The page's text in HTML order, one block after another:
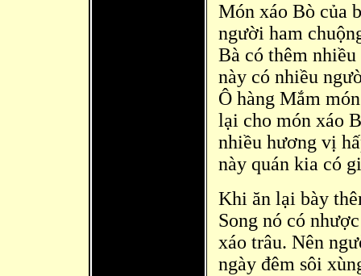
Món xáo Bò của
người ham
Bà có thêm
này có nhiều
Ô hàng Mắm
lại cho món xáo
nhiều hương vị
này quán kia có
Khi ăn lại bày
Song nó có
xáo trâu. Nên
ngày đêm sôi